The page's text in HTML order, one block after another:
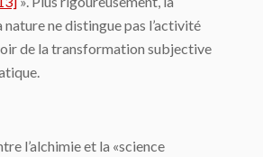
ne distingue pas l’activité
de la transformation subjective
l’alchimie et la «science